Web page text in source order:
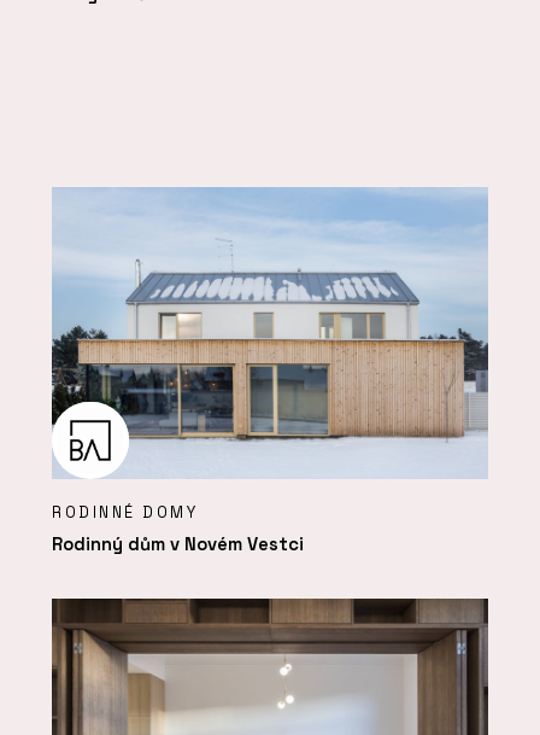
RODINNÉ DOMY
Rodinný dům v Novém Vestci